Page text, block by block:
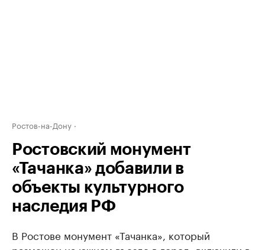
Ростов-на-Дону
Ростовский монумент
«Тачанка» добавили в
объекты культурного
наследия РФ
В Ростове монумент «Тачанка», который